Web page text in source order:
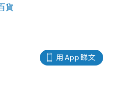
貨
用 App 睇文